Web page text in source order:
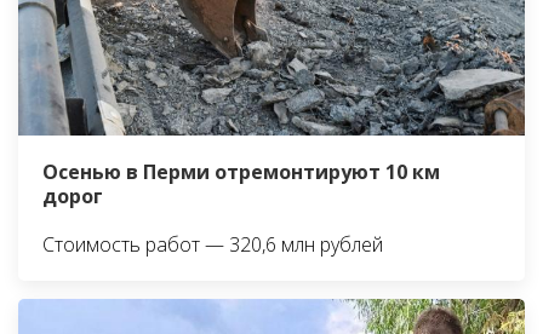
Осенью в Перми отремонтируют 10 км
дорог
Стоимость работ — 320,6 млн рублей